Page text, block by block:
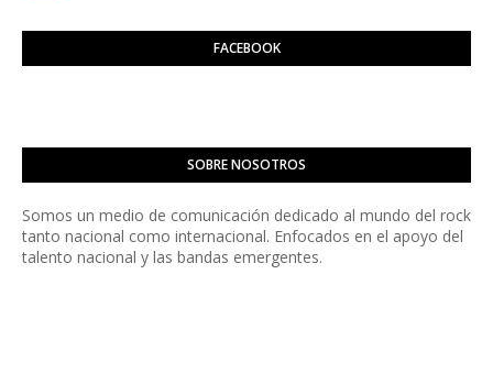
FACEBOOK
SOBRE NOSOTROS
Somos un medio de comunicación dedicado al mundo del rock
tanto nacional como internacional. Enfocados en el apoyo del
talento nacional y las bandas emergentes.